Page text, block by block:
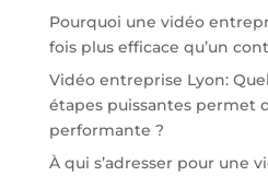
Pourquoi une vidéo
fois plus efficace qu’un
Vidéo entreprise Lyon:
étapes puissantes permet
performante ?
À qui s’adresser pour une